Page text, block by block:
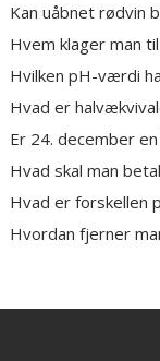
Kan uåbnet rødvin
Hvem klager man
Hvilken pH-værdi
Hvad er
Er 24. december
Hvad skal man
Hvad er forskellen
Hvordan fjerner